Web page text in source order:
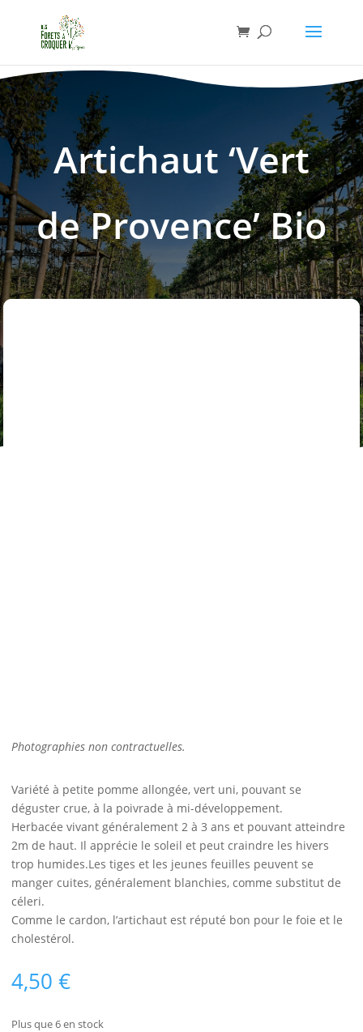
Artichaut ‘Vert
de Provence’ Bio
Photographies non contractuelles.
Variété à petite pomme allongée, vert uni, pouvant se
déguster crue, à la poivrade à mi-développement.
Herbacée vivant généralement 2 à 3 ans et pouvant atteindre
2m de haut. Il apprécie le soleil et peut craindre les hivers
trop humides.Les tiges et les jeunes feuilles peuvent se
manger cuites, généralement blanchies, comme substitut de
céleri.
Comme le cardon, l’artichaut est réputé bon pour le foie et le
cholestérol.
4,50€
Plus que 6 en stock